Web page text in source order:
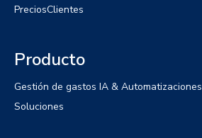
PreciosClientes
Producto
Gestión de gastos IA & Automatizaciones
Soluciones